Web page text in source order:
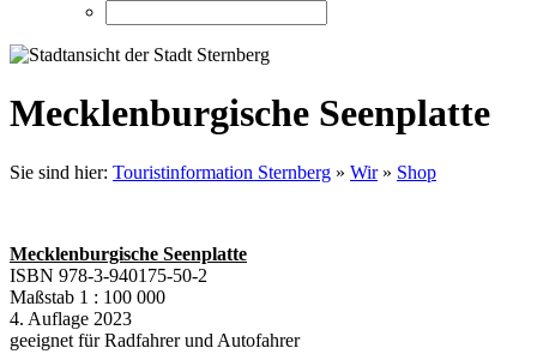
Mecklenburgische Seenplatte
Sie sind hier: Touristinformation Sternberg » Wir» Shop
Mecklenburgische Seenplatte
ISBN 978-3-940175-50-2
Maßstab 1 : 100 000
4. Auflage 2023
geeignet für Radfahrer und Autofahrer